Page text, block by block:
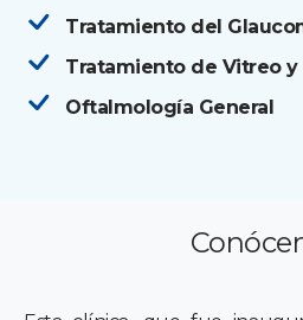
Tratamiento del
Tratamiento de Vitreo y
Oftalmología General